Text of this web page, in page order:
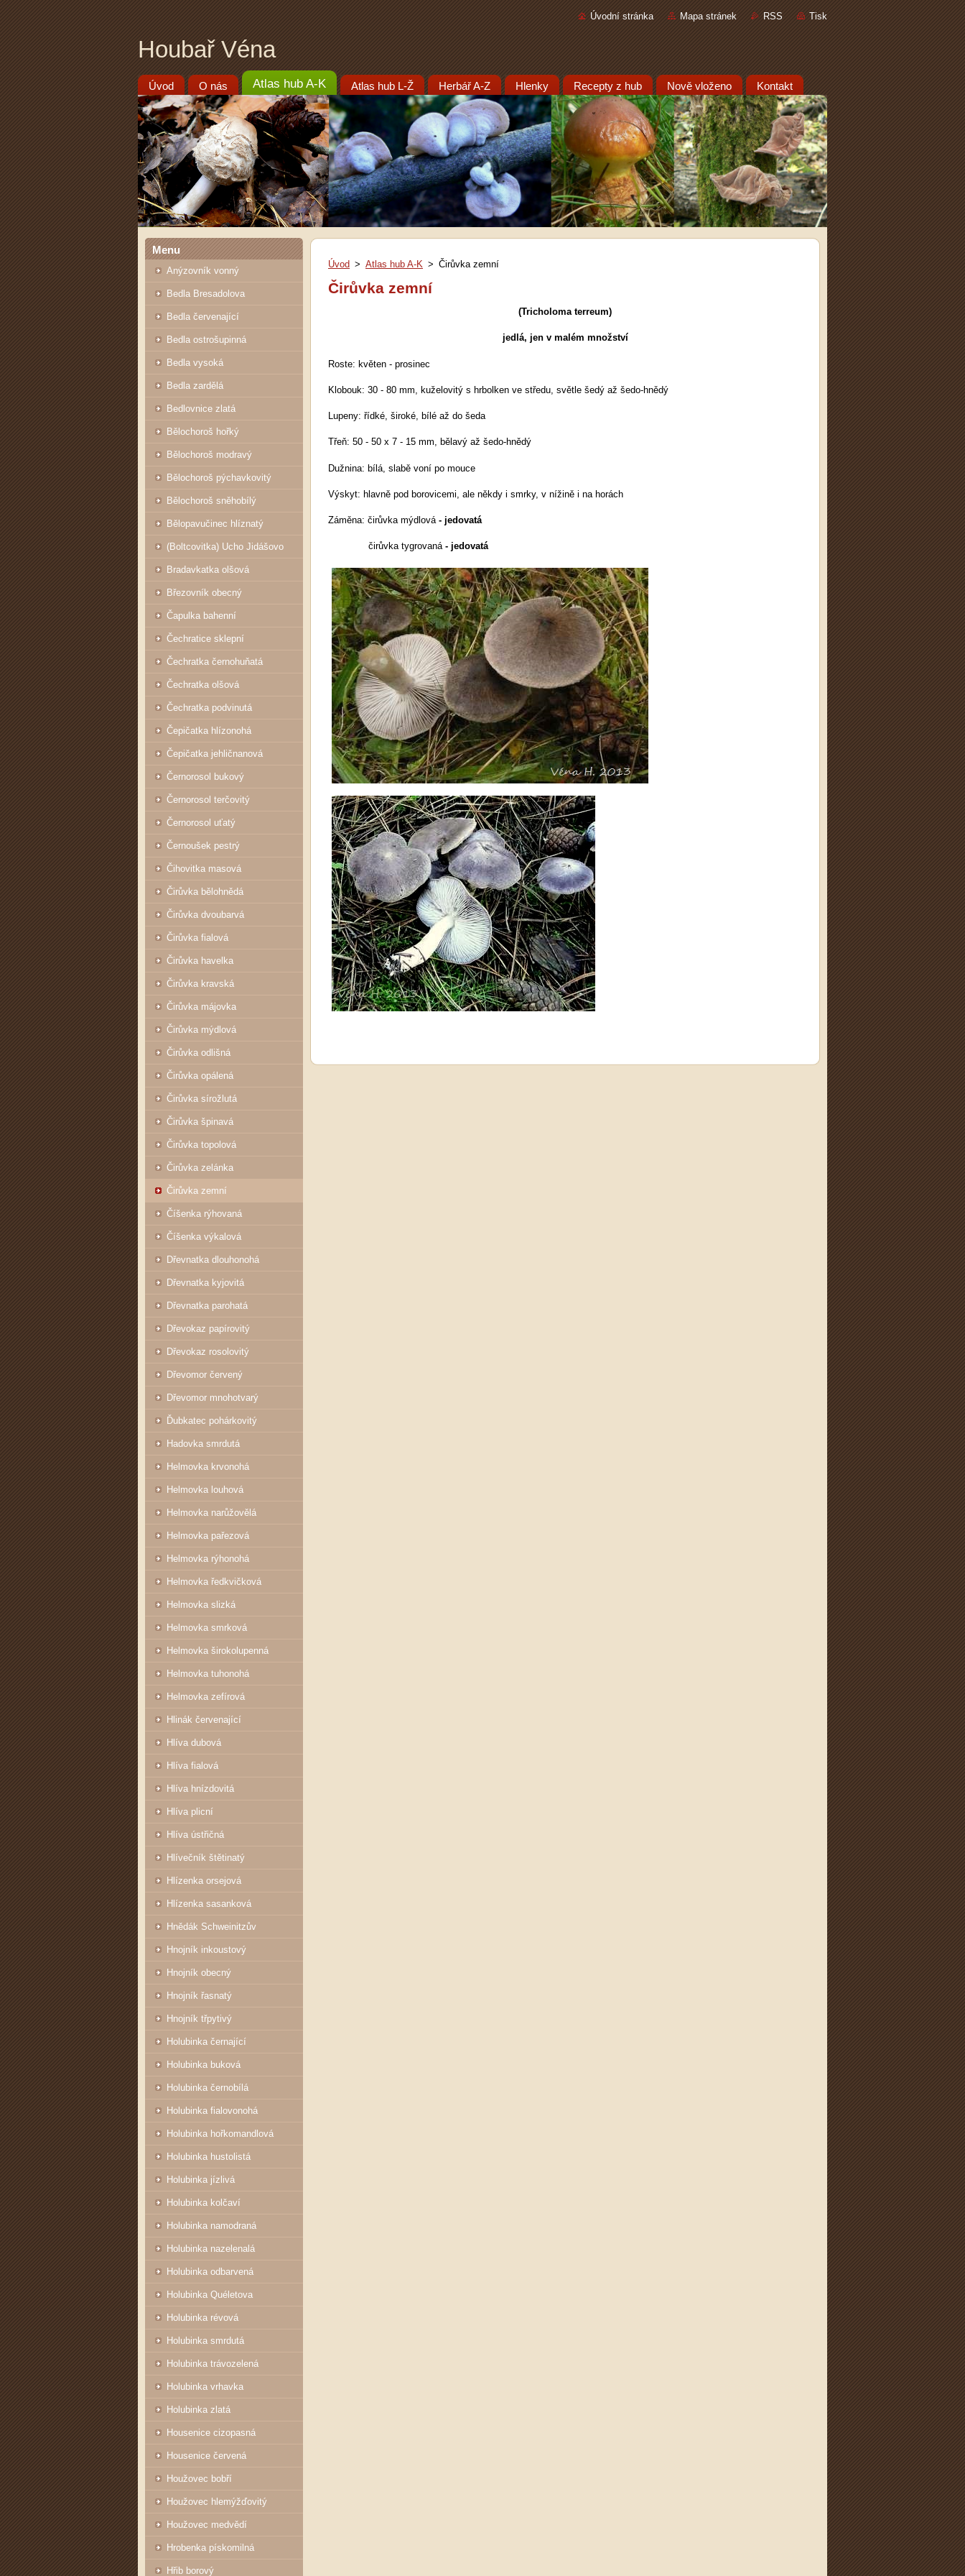
Úvodní stránka Mapa stránek RSS Tisk
Houbař Véna
Úvod O nás Atlas hub A-K Atlas hub L-Ž Herbář A-Z Hlenky Recepty z hub Nově vloženo Kontakt
Menu
Anýzovník vonný
Bedla Bresadolova
Bedla červenající
Bedla ostrošupinná
Bedla vysoká
Bedla zardělá
Bedlovnice zlatá
Bělochoroš hořký
Bělochoroš modravý
Bělochoroš pýchavkovitý
Bělochoroš sněhobílý
Bělopavučinec hlíznatý
(Boltcovitka) Ucho Jidášovo
Bradavkatka olšová
Březovník obecný
Čapulka bahenní
Čechratice sklepní
Čechratka černohuňatá
Čechratka olšová
Čechratka podvinutá
Čepičatka hlízonohá
Čepičatka jehličnanová
Černorosol bukový
Černorosol terčovitý
Černorosol uťatý
Černoušek pestrý
Čihovitka masová
Čirůvka bělohnědá
Čirůvka dvoubarvá
Čirůvka fialová
Čirůvka havelka
Čirůvka kravská
Čirůvka májovka
Čirůvka mýdlová
Čirůvka odlišná
Čirůvka opálená
Čirůvka sírožlutá
Čirůvka špinavá
Čirůvka topolová
Čirůvka zelánka
Čirůvka zemní
Číšenka rýhovaná
Číšenka výkalová
Dřevnatka dlouhonohá
Dřevnatka kyjovitá
Dřevnatka parohatá
Dřevokaz papírovitý
Dřevokaz rosolovitý
Dřevomor červený
Dřevomor mnohotvarý
Ďubkatec pohárkovitý
Hadovka smrdutá
Helmovka krvonohá
Helmovka louhová
Helmovka narůžovělá
Helmovka pařezová
Helmovka rýhonohá
Helmovka ředkvičková
Helmovka slizká
Helmovka smrková
Helmovka širokolupenná
Helmovka tuhonohá
Helmovka zefírová
Hlinák červenající
Hlíva dubová
Hlíva fialová
Hlíva hnízdovitá
Hlíva plicní
Hlíva ústřičná
Hlívečník štětinatý
Hlízenka orsejová
Hlízenka sasanková
Hnědák Schweinitzův
Hnojník inkoustový
Hnojník obecný
Hnojník řasnatý
Hnojník třpytivý
Holubinka černající
Holubinka buková
Holubinka černobílá
Holubinka fialovonohá
Holubinka hořkomandlová
Holubinka hustolistá
Holubinka jízlivá
Holubinka kolčaví
Holubinka namodraná
Holubinka nazelenalá
Holubinka odbarvená
Holubinka Quéletova
Holubinka révová
Holubinka smrdutá
Holubinka trávozelená
Holubinka vrhavka
Holubinka zlatá
Housenice cizopasná
Housenice červená
Houžovec bobří
Houžovec hlemýžďovitý
Houžovec medvědí
Hrobenka pískomilná
Hřib borový
Úvod > Atlas hub A-K > Čirůvka zemní
Čirůvka zemní
(Tricholoma terreum)
jedlá, jen v malém množství
Roste: květen - prosinec
Klobouk: 30 - 80 mm, kuželovitý s hrbolken ve středu, světle šedý až šedo-hnědý
Lupeny: řídké, široké, bílé až do šeda
Třeň: 50 - 50 x 7 - 15 mm, bělavý až šedo-hnědý
Dužnina: bílá, slabě voní po mouce
Výskyt: hlavně pod borovicemi, ale někdy i smrky, v nížině i na horách
Záměna: čirůvka mýdlová - jedovatá
čirůvka tygrovaná - jedovatá